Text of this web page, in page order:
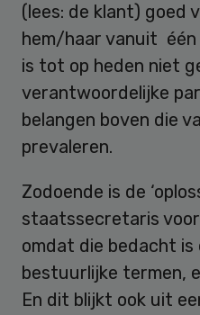
(lees: de klant) goed
hem/haar vanuit
is tot op heden niet
verantwoordelijke
belangen boven die
prevaleren.
Zodoende is de
staatssecretaris
omdat die bedacht is
bestuurlijke termen,
En dit blijkt ook uit